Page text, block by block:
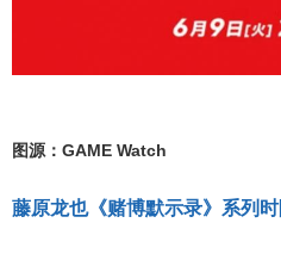
图源：GAME Watch
藤原龙也《赌博默示录》系列